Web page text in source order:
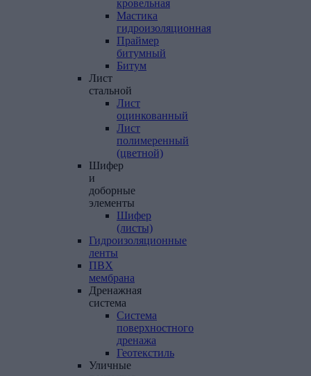
кровельная
Мастика
гидроизоляционная
Праймер
битумный
Битум
Лист
стальной
Лист
оцинкованный
Лист
полимеренный
(цветной)
Шифер
и
доборные
элементы
Шифер
(листы)
Гидроизоляционные
ленты
ПВХ
мембрана
Дренажная
система
Система
поверхностного
дренажа
Геотекстиль
Уличные